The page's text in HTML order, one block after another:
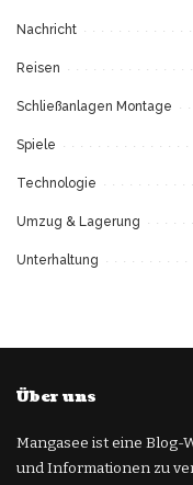
Nachricht
Reisen
Schließanlagen Montage
Spiele
Technologie
Umzug & Lagerung
Unterhaltung
Über uns
Mangasee ist eine Blog-
und Informationen zu